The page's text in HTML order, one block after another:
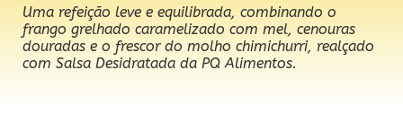
Uma refeição leve e equilibrada, combinando o
frango grelhado caramelizado com mel, cenouras
douradas e o frescor do molho chimichurri, realçado
com Salsa Desidratada da PQ Alimentos.